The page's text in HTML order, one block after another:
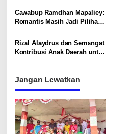
Ramdhan, Pilihan Tepat
Cawabup Ramdhan Mapaliey:
Romantis Masih Jadi Pilihan
Rizal Alaydrus dan Semangat
Kontribusi Anak Daerah untuk
Jangan Lewatkan